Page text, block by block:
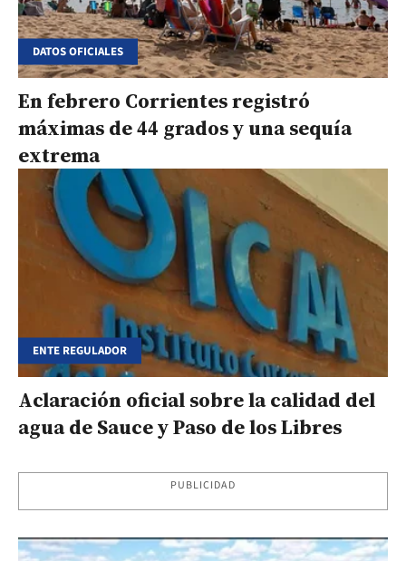
DATOS OFICIALES
En febrero Corrientes registró
máximas de 44 grados y una sequía
extrema
ENTE REGULADOR
Aclaración oficial sobre la calidad del
agua de Sauce y Paso de los Libres
PUBLICIDAD